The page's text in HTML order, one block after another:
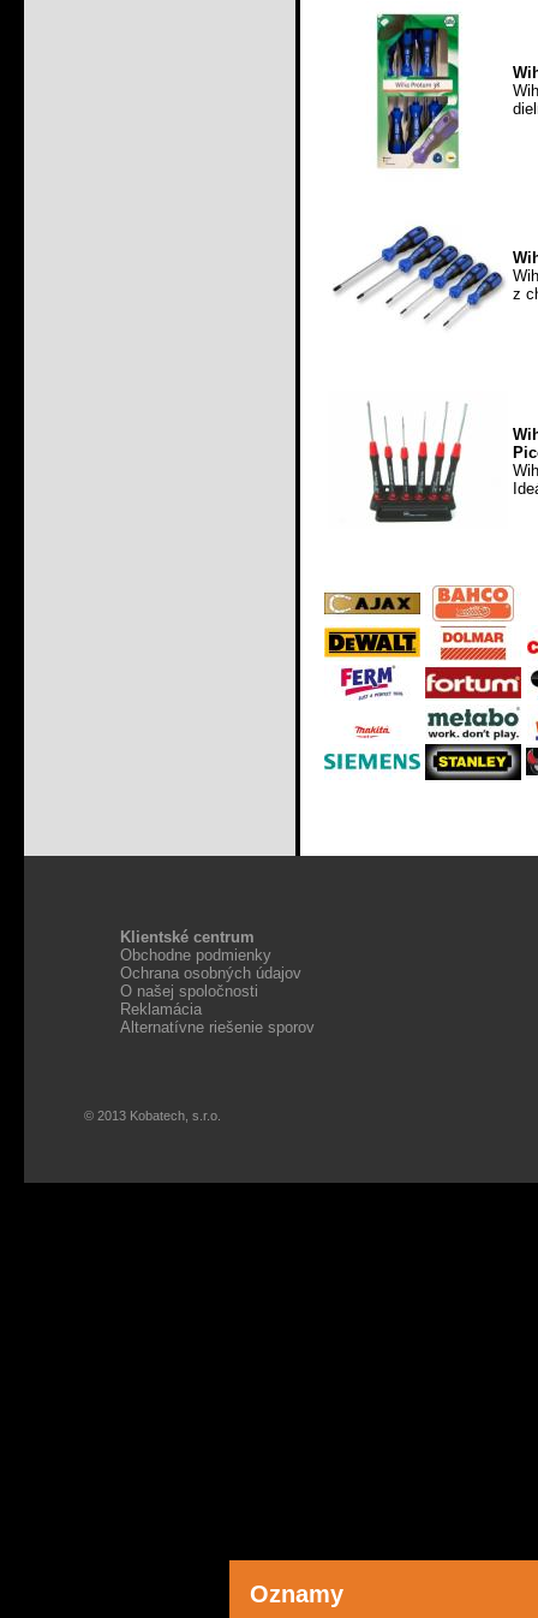
Oznamy
z
Klientské centrum
Obchodne podmienky
Ochrana osobných údajov
O našej spoločnosti
Reklamácia
Alternatívne riešenie sporov
© 2013 Kobatech, s.r.o.